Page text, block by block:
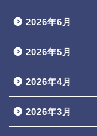
2026年6月
2026年5月
2026年4月
2026年3月